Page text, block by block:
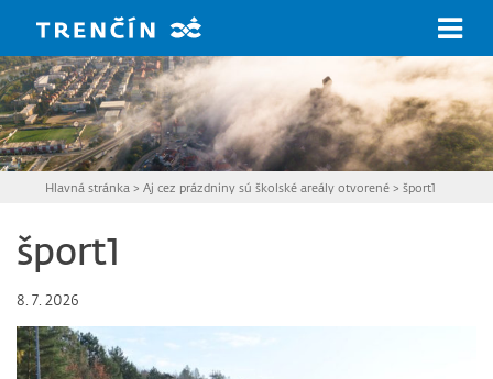
Hlavná stránka > Aj cez prázdniny sú školské areály otvorené> šport1
šport1
8. 7. 2026